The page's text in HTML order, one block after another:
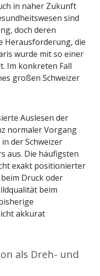
in naher Zukunft
sind
doch deren
Herausforderung, die
wurde mit so einer
Im konkreten Fall
großen Schweizer
Auslesen der
normaler Vorgang
der Schweizer
aus. Die häufigsten
exakt positionierter
Druck oder
beim
akkurat
als Dreh- und